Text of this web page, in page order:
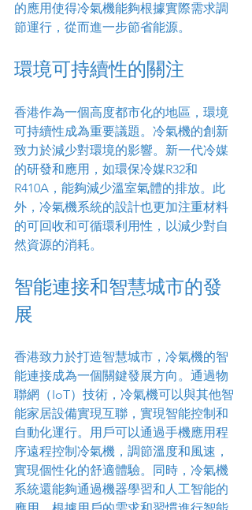
的應用使得冷氣機能夠根據實際需求調
節運行，從而進一步節省能源。
環境可持續性的關注
香港作為一個高度都市化的地區，環境
可持續性成為重要議題。冷氣機的創新
致力於減少對環境的影響。新一代冷媒
的研發和應用，如環保冷媒R32和
R410A，能夠減少溫室氣體的排放。此
外，冷氣機系統的設計也更加注重材料
的可回收和可循環利用性，以減少對自
然資源的消耗。
智能連接和智慧城市的發
展
香港致力於打造智慧城市，冷氣機的智
能連接成為一個關鍵發展方向。通過物
聯網（IoT）技術，冷氣機可以與其他智
能家居設備實現互聯，實現智能控制和
自動化運行。用戶可以通過手機應用程
序遠程控制冷氣機，調節溫度和風速，
實現個性化的舒適體驗。同時，冷氣機
系統還能夠通過機器學習和人工智能的